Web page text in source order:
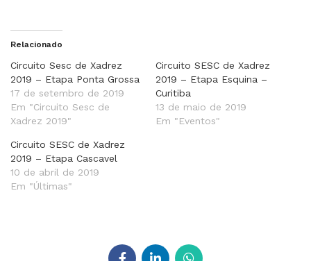
Relacionado
Circuito Sesc de Xadrez
2019 – Etapa Ponta Grossa
17 de setembro de 2019
Em "Circuito Sesc de
Xadrez 2019"
Circuito SESC de Xadrez
2019 – Etapa Esquina –
Curitiba
13 de maio de 2019
Em "Eventos"
Circuito SESC de Xadrez
2019 – Etapa Cascavel
10 de abril de 2019
Em "Últimas"